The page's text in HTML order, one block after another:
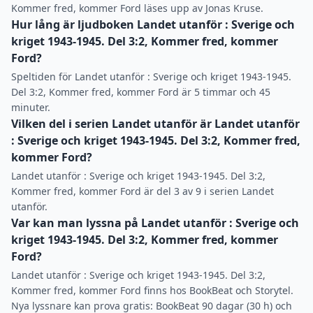
Kommer fred, kommer Ford läses upp av Jonas Kruse.
Hur lång är ljudboken Landet utanför : Sverige och
kriget 1943-1945. Del 3:2, Kommer fred, kommer
Ford?
Speltiden för Landet utanför : Sverige och kriget 1943-1945.
Del 3:2, Kommer fred, kommer Ford är 5 timmar och 45
minuter.
Vilken del i serien Landet utanför är Landet utanför
: Sverige och kriget 1943-1945. Del 3:2, Kommer fred,
kommer Ford?
Landet utanför : Sverige och kriget 1943-1945. Del 3:2,
Kommer fred, kommer Ford är del 3 av 9 i serien Landet
utanför.
Var kan man lyssna på Landet utanför : Sverige och
kriget 1943-1945. Del 3:2, Kommer fred, kommer
Ford?
Landet utanför : Sverige och kriget 1943-1945. Del 3:2,
Kommer fred, kommer Ford finns hos BookBeat och Storytel.
Nya lyssnare kan prova gratis: BookBeat 90 dagar (30 h) och